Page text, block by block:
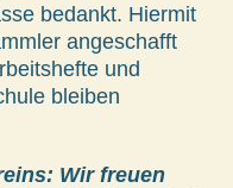
bedankt. Hiermit
angeschafft
und
bleiben
Wir freuen